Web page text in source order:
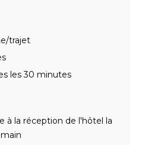
trajet
les 30 minutes
à la réception de l'hôtel la